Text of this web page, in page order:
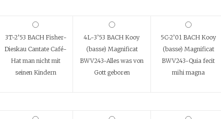
3T-2’53 BACH Fisher-
Dieskau Cantate Café-
Hat man nicht mit
seinen Kindern
4L-3’53 BACH Kooy
(basse) Magnificat
BWV243-Alles was von
Gott geboren
5C-2’01 BACH Kooy
(basse) Magnificat
BWV243-Quia fecit
mihi magna